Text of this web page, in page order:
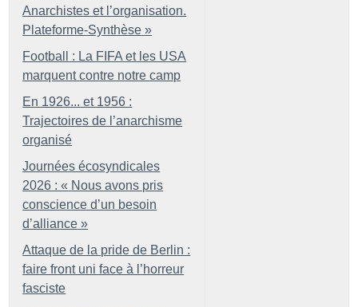
Anarchistes et l’organisation.
Plateforme-Synthèse »
Football : La FIFA et les USA
marquent contre notre camp
En 1926... et 1956 :
Trajectoires de l’anarchisme
organisé
Journées écosyndicales
2026 : « Nous avons pris
conscience d’un besoin
d’alliance »
Attaque de la pride de Berlin :
faire front uni face à l’horreur
fasciste